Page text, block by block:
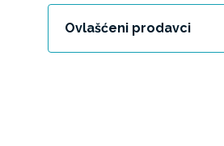
Ovlašćeni prodavci